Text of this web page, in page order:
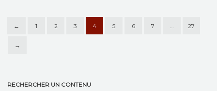
← 1 2 3 4 5 6 7 … 27
→
RECHERCHER UN CONTENU